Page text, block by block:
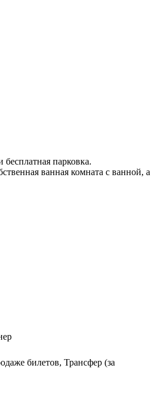
парковка.
ванная комната с ванной, а
билетов, Трансфер (за